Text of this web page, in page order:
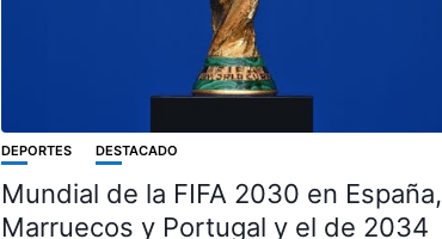
DEPORTES DESTACADO
Mundial de la FIFA 2030 en España,
Marruecos y Portugal y el de 2034